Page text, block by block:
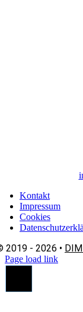
Kontakt
Impressum
Cookies
2019 - 2026 •
Page load link
Nach